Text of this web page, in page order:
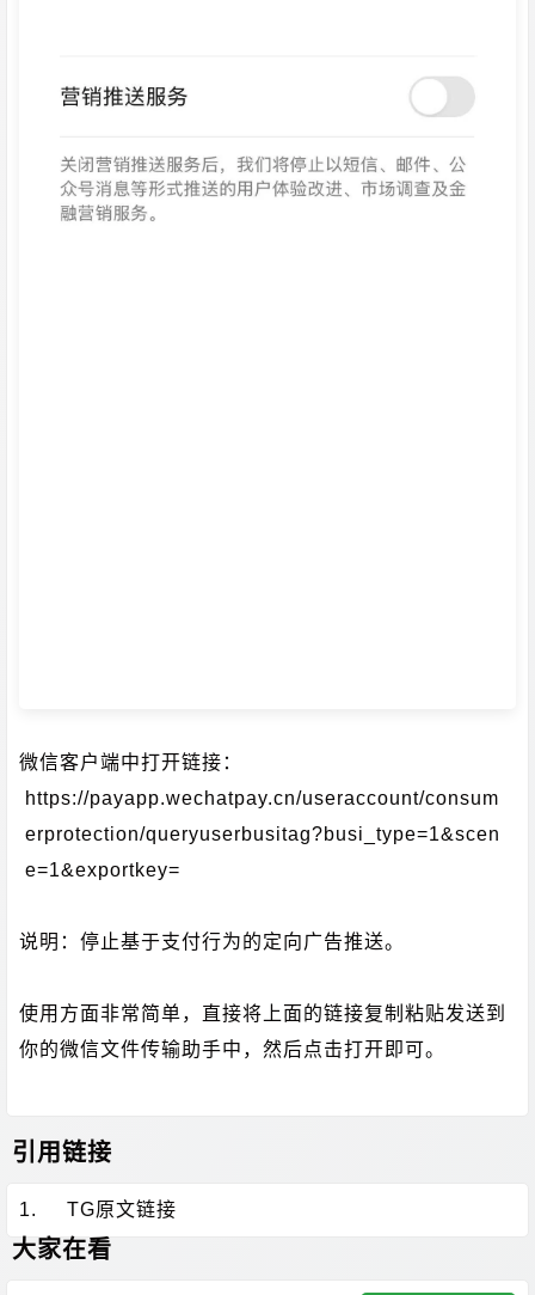
微信客户端中打开链接：
https://payapp.wechatpay.cn/useraccount/consum
erprotection/queryuserbusitag?busi_type=1&scen
e=1&exportkey=
说明：停止基于支付行为的定向广告推送。
使用方面非常简单，直接将上面的链接复制粘贴发送到
你的微信文件传输助手中，然后点击打开即可。
引用链接
1. TG原文链接
大家在看